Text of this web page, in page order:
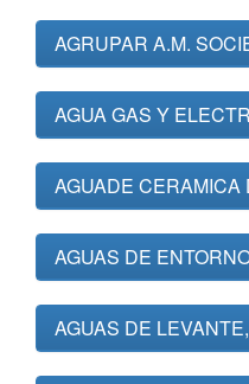
AGRUPAR A.M.
AGUA GAS Y
AGUADE CERAMICA
AGUAS DE
AGUAS DE